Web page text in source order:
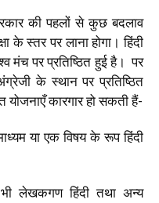
की पहलों से कुछ बदलाव
के स्तर पर लाना होगा। हिंदी
मंच पर प्रतिष्ठित हुई है। पर
के स्थान पर प्रतिष्ठित
योजनाएँ कारगार हो सकती हैं-
या एक विषय के रूप हिंदी
भी लेखकगण हिंदी तथा अन्य